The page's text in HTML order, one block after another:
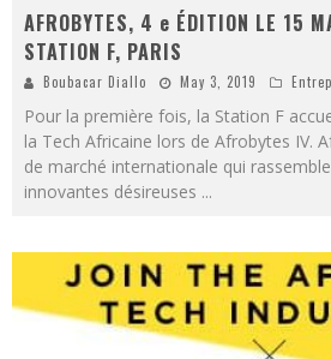
AFROBYTES, 4 e ÉDITION LE 15
STATION F, PARIS
Boubacar Diallo May 3, 2019
Pour la première fois, la Station F
la Tech Africaine lors de Afrobytes IV.
de marché internationale qui
innovantes désireuses ...